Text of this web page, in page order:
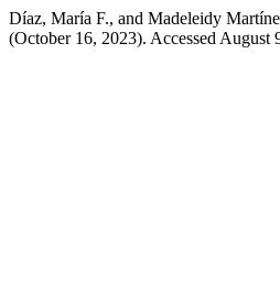
Díaz, María F., and Madeleidy
(October 16, 2023). Accessed